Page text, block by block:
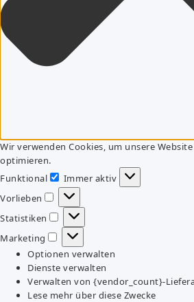
Wir verwenden Cookies, um unsere
optimieren.
Funktional
Funktional
Immer aktiv
Vorlieben
Vorlieben
Statistiken
Statistiken
Marketing
Marketing
Optionen verwalten
Dienste verwalten
Verwalten von {vendor_count}-
Lese mehr über diese Zwecke